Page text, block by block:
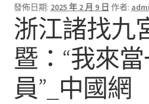
發佈日期: 2025 年 2 月 9 日 作者:
浙江諸找九
暨：“我來
員”_中國網